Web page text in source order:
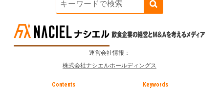
運営会社情報：
株式会社ナシエルホールディングス
Contents Keywords